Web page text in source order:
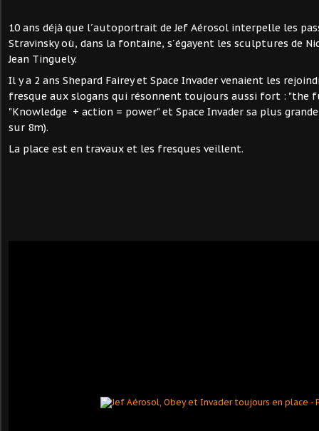
10 ans déjà que l´autoportrait de Jef Aérosol interpelle les
Stravinsky où, dans la fontaine, s´égayent les sculptures de
Jean Tinguely.
Il y a 2 ans Shepard Fairey et Space Invader venaient les
fresque aux slogans qui résonnent toujours aussi fort : "the
"Knowledge + action = power" et Space Invader sa plus
sur 8m).
La place est en travaux et les fresques veillent.